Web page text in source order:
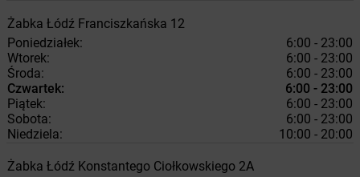
Żabka Łódź Franciszkańska 12
Poniedziałek:
6:00 - 23:00
Wtorek:
6:00 - 23:00
Środa:
6:00 - 23:00
Czwartek:
6:00 - 23:00
Piątek:
6:00 - 23:00
Sobota:
6:00 - 23:00
Niedziela:
10:00 - 20:00
Żabka Łódź Konstantego Ciołkowskiego 2A